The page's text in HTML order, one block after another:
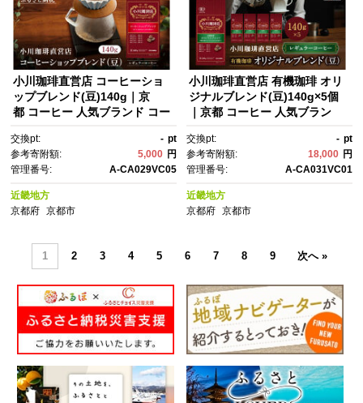
小川珈琲直営店 コーヒーショ
ップブレンド(豆)140g｜京
都 コーヒー 人気ブランド コー
ーヒー 5種類 世界が認める本物
の味わい 贅沢 おすすめ ギフ
ト プレゼント 贈答 お取り寄
せ 通販 送料無料 ふるさと納
税 ］
交換pt: - pt
参考寄附額:
5,000 円
管理番号:
A-CA029VC05
近畿地方
京都府
京都市
小川珈琲直営店 有機珈琲 オリ
ジナルブレンド(豆)140g×5個
｜京都 コーヒー 人気ブラン
ンドコーヒー 5種類 世界が認め
る本物の味わい 贅沢 おすす
め ギフト プレゼント 贈答 お取
り寄せ 通販 送料無料 ふるさと
納税 ］
交換pt: - pt
参考寄附額:
18,000 円
管理番号:
A-CA031VC01
近畿地方
京都府 京都市
1 2 3 4 5 6 7 8 9 次へ »